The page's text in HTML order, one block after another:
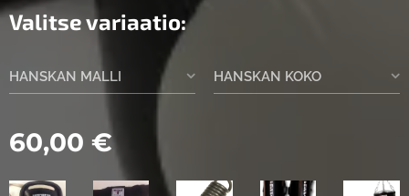
Valitse variaatio:
HANSKAN MALLI HANSKAN KOKO
60,00 €